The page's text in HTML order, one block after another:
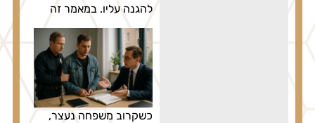
להגנה עליו. במאמר זה
כשקרוב משפחה נעצר,